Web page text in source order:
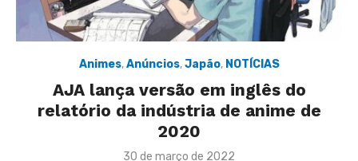
Animes,Anúncios,Japão, NOTÍCIAS
AJA lança versão em inglês do
relatório da indústria de anime de
2020
Posted
30 de março de 2022